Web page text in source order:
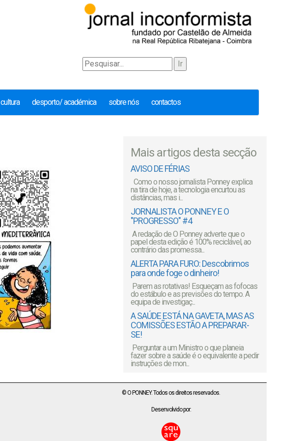
cultura desporto/ académica sobre nós contactos
Mais artigos desta secção
AVISO DE FÉRIAS
Como o nosso jornalista Ponney explica
na tira de hoje, a tecnologia encurtou as
distâncias, mas i...
JORNALISTA O PONNEY E O
"PROGRESSO" #4
A redação de O Ponney adverte que o
papel desta edição é 100% reciclável, ao
contrário das promessa...
ALERTA PARA FURO: Descobrimos
para onde foge o dinheiro!
Parem as rotativas! Esqueçam as fofocas
do estábulo e as previsões do tempo. A
equipa de investigaç...
A SAÚDE ESTÁ NA GAVETA, MAS AS
COMISSÕES ESTÃO A PREPARAR-
SE!
Perguntar a um Ministro o que planeia
fazer sobre a saúde é o equivalente a pedir
instruções de mon...
© O PONNEY. Todos os direitos reservados.
Desenvolvido por: